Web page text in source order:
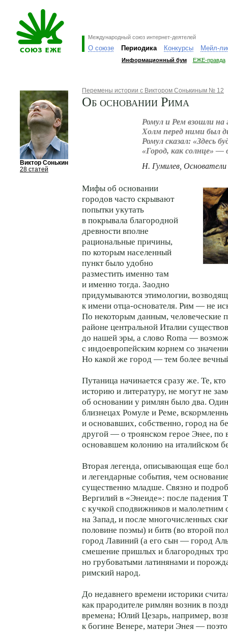
Международный союз интернет-деятелей
О союзе Периодика Конкурсы Мейл-
Информационный бум ЕЖЕ-правда
Виктор Сонькин
28 статей
Перемены истории с Виктором Сонькиным № 12
Об основании Рима
Ромул и Рем взошли на
Холм перед ними был
Ромул сказал: «Здесь
«Город, как солнце» —
Н. Гумилев, Основатели
Мифы об основании
городов часто скрывают
попытки укутать
в покрывала благородной
древности вполне
рациональные причины,
по которым населенный
пункт было удобно
разместить именно там
и именно тогда. Заодно
придумываются этимологии,
к имени отца-основателя. Рим — не
По некоторым данным, человеческие
районе центральной Италии
до нашей эры, а слово Roma —
с индоевропейским корнем со
Но какой же город — тем более
Путаница начинается сразу же. Те,
историю и литературу, не могут не
об основании у римлян было два.
близнецах Ромуле и Реме,
и основавших, собственно, город на
другой — о троянском герое Энее, по
основавшем колонию на италийском
Вторая легенда, описывающая еще
и легендарные события, чем
существенно младше. Связно и
Вергилий в «Энеиде»: после падения
с кучкой сподвижников и малолетним
на Запад, и после многочисленных
половине поэмы) и битв (во второй
город Лавиний (а его сын — город
смешение пришлых и благородных
но грубоватыми латинянами и
римский народ.
До недавнего времени историки
как прародителе римлян возник в
времена; Юлий Цезарь, например,
к богине Венере, матери Энея —